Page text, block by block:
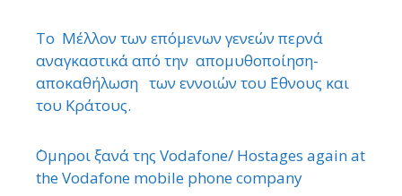
Το Μέλλον των επόμενων γενεών περνά
αναγκαστικά από την απομυθοποίηση-
αποκαθήλωση των εννοιών του ΄Εθνους και
του Κράτους.
΄Ομηροι ξανά της Vodafone/ Hostages again at
the Vodafone mobile phone company